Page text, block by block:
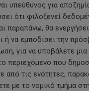
υπεύθυνος για
ότι φιλοξενεί
παραπάνω, θα
ή να εμποδίσει την
για να υποβάλετε μια
περιεχόμενο που
από τις ενότητες,
με το νομικό τμήμα